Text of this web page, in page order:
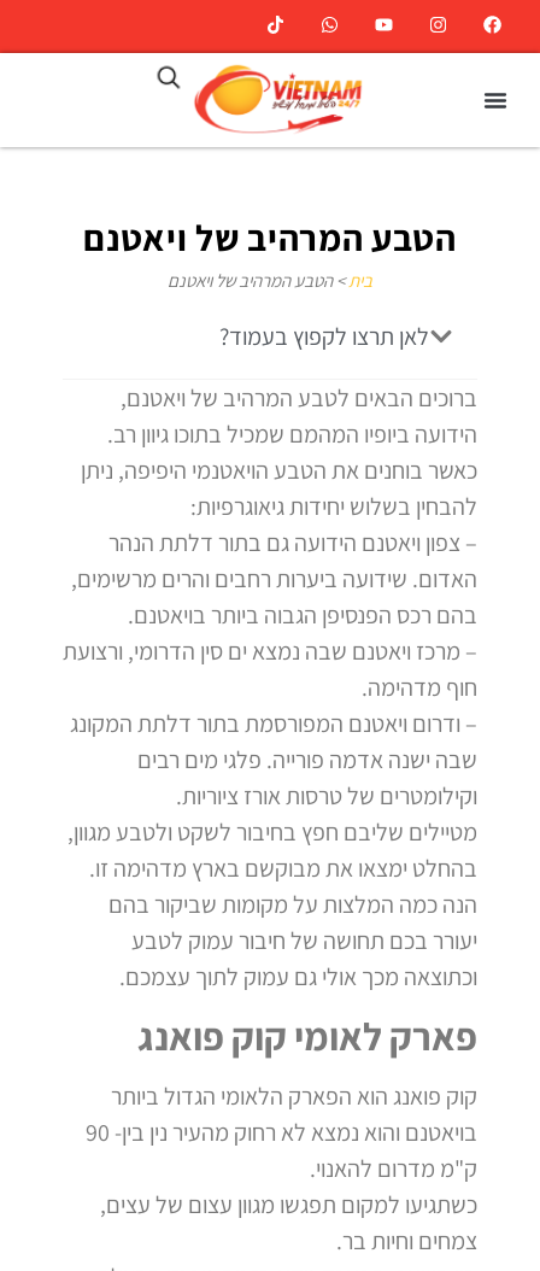
הטבע המרהיב של ויאטנם
בית>הטבע המרהיב של ויאטנם
לאן תרצו לקפוץ בעמוד?
ברוכים הבאים לטבע המרהיב של ויאטנם,
הידועה ביופיו המהמם שמכיל בתוכו גיוון רב.
כאשר בוחנים את הטבע הויאטנמי היפיפה, ניתן
להבחין בשלוש יחידות גיאוגרפיות:
– צפון ויאטנם הידועה גם בתור דלתת הנהר
האדום. שידועה ביערות רחבים והרים מרשימים,
בהם רכס הפנסיפן הגבוה ביותר בויאטנם.
– מרכז ויאטנם שבה נמצא ים סין הדרומי, ורצועת
חוף מדהימה.
– ודרום ויאטנם המפורסמת בתור דלתת המקונג
שבה ישנה אדמה פורייה. פלגי מים רבים
וקילומטרים של טרסות אורז ציוריות.
מטיילים שליבם חפץ בחיבור לשקט ולטבע מגוון,
בהחלט ימצאו את מבוקשם בארץ מדהימה זו.
הנה כמה המלצות על מקומות שביקור בהם
יעורר בכם תחושה של חיבור עמוק לטבע
וכתוצאה מכך אולי גם עמוק לתוך עצמכם.
פארק לאומי קוק פואנג
קוק פואנג הוא הפארק הלאומי הגדול ביותר
בויאטנם והוא נמצא לא רחוק מהעיר נין בין- 90
ק"מ מדרום להאנוי.
כשתגיעו למקום תפגשו מגוון עצום של עצים,
צמחים וחיות בר.